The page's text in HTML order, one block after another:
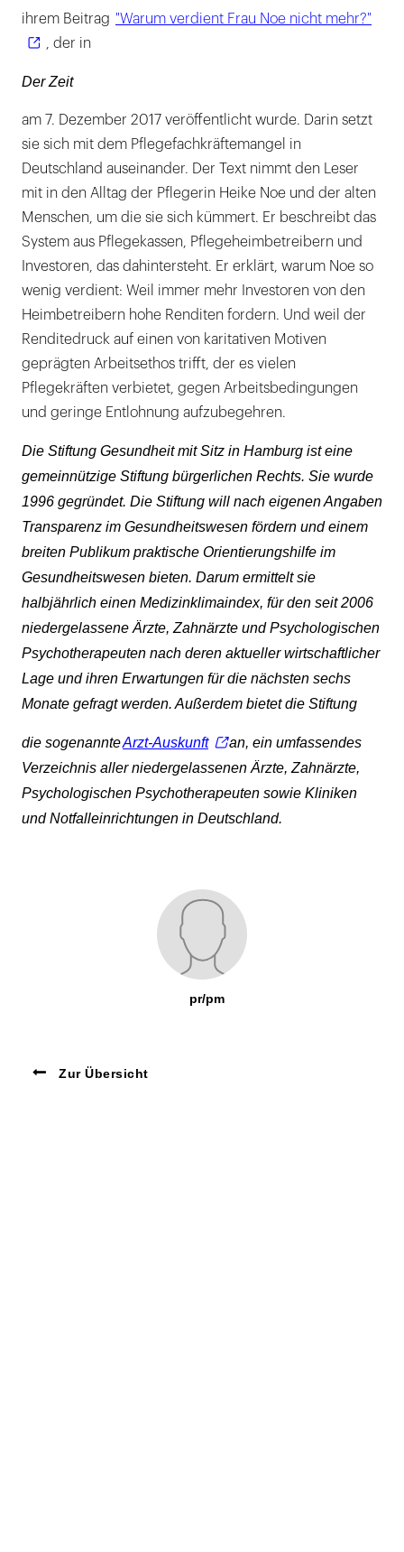
ihrem Beitrag "Warum verdient Frau Noe nicht mehr?"
, der in
Der Zeit
am 7. Dezember 2017 veröffentlicht wurde. Darin setzt
sie sich mit dem Pflegefachkräftemangel in
Deutschland auseinander. Der Text nimmt den Leser
mit in den Alltag der Pflegerin Heike Noe und der alten
Menschen, um die sie sich kümmert. Er beschreibt das
System aus Pflegekassen, Pflegeheimbetreibern und
Investoren, das dahintersteht. Er erklärt, warum Noe so
wenig verdient: Weil immer mehr Investoren von den
Heimbetreibern hohe Renditen fordern. Und weil der
Renditedruck auf einen von karitativen Motiven
geprägten Arbeitsethos trifft, der es vielen
Pflegekräften verbietet, gegen Arbeitsbedingungen
und geringe Entlohnung aufzubegehren.
Die Stiftung Gesundheit mit Sitz in Hamburg ist eine
gemeinnützige Stiftung bürgerlichen Rechts. Sie wurde
1996 gegründet. Die Stiftung will nach eigenen Angaben
Transparenz im Gesundheitswesen fördern und einem
breiten Publikum praktische Orientierungshilfe im
Gesundheitswesen bieten. Darum ermittelt sie
halbjährlich einen Medizinklimaindex, für den seit 2006
niedergelassene Ärzte, Zahnärzte und Psychologischen
Psychotherapeuten nach deren aktueller wirtschaftlicher
Lage und ihren Erwartungen für die nächsten sechs
Monate gefragt werden. Außerdem bietet die Stiftung
die sogenannteArzt-Auskunft
an, ein umfassendes
Verzeichnis aller niedergelassenen Ärzte, Zahnärzte,
Psychologischen Psychotherapeuten sowie Kliniken
und Notfalleinrichtungen in Deutschland.
pr/pm
Zur Übersicht